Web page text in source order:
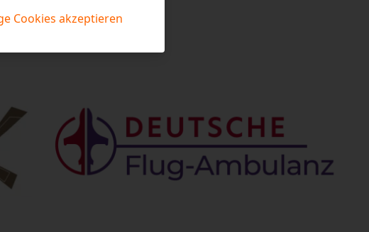
Print
Cookies akzeptieren